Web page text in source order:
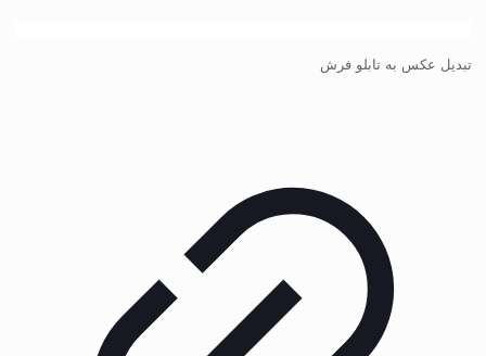
تبدیل عکس به تابلو فرش